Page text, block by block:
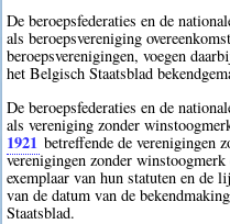
De beroepsfederaties en de
als beroepsvereniging
beroepsverenigingen, voegen
het Belgisch Staatsblad
De beroepsfederaties en de
als vereniging zonder
1921 betreffende de verenigingen
verenigingen zonder
exemplaar van hun statuten en de
van de datum van de
Staatsblad.